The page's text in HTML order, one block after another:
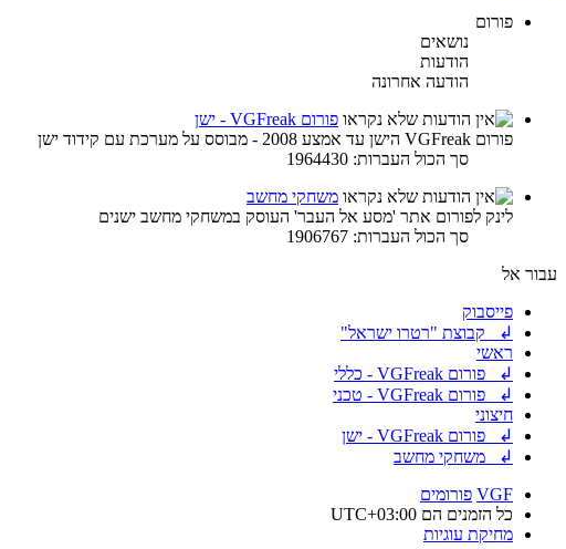
פורום
נושאים
הודעות
הודעה אחרונה
פורום VGFreak - ישן
פורום VGFreak הישן עד אמצע 2008 - מבוסס על מערכת עם קידוד ישן
סך הכול העברות: 1964430
משחקי מחשב
לינק לפורום אתר 'מסע אל העבר' העוסק במשחקי מחשב ישנים
סך הכול העברות: 1906767
עבור אל
פייסבוק
↲ קבוצת "רטרו ישראל"
ראשי
↲ פורום VGFreak - כללי
↲ פורום VGFreak - טכני
חיצוני
↲ פורום VGFreak - ישן
↲ משחקי מחשב
VGF פורומים
כל הזמנים הם UTC+03:00
מחיקת עוגיות